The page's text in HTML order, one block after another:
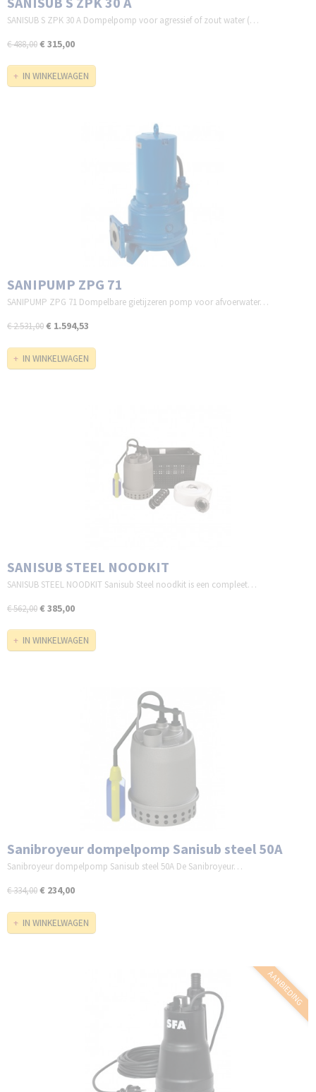
SANISUB S ZPK 30 A Dompelpomp voor agressief of zout water (…
€ 488,00€ 315,00
IN WINKELWAGEN
SANIPUMP ZPG 71
SANIPUMP ZPG 71 Dompelbare gietijzeren pomp voor afvoerwater…
€ 2.531,00€ 1.594,53
IN WINKELWAGEN
SANISUB STEEL NOODKIT
SANISUB STEEL NOODKIT Sanisub Steel noodkit is een compleet…
€ 562,00€ 385,00
IN WINKELWAGEN
Sanibroyeur dompelpomp Sanisub steel 50A
Sanibroyeur dompelpomp Sanisub steel 50A De Sanibroyeur…
€ 334,00€ 234,00
IN WINKELWAGEN
AANBIEDING